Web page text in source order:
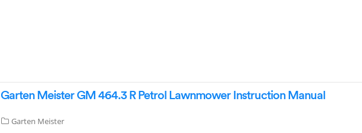
Garten Meister GM 464.3 R Petrol Lawnmower Instruction Manual
Garten Meister